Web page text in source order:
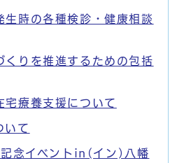
生時の各種検診・健康相談
くりを推進するための包括
宅療養支援について
いて
念イベントin(イン)八幡